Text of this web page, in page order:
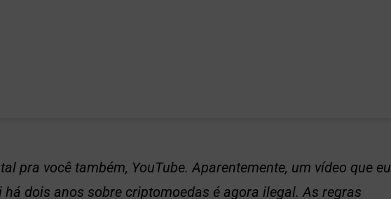
pra você também, YouTube. Aparentemente, um vídeo que eu
há dois anos sobre criptomoedas é agora ilegal. As regras